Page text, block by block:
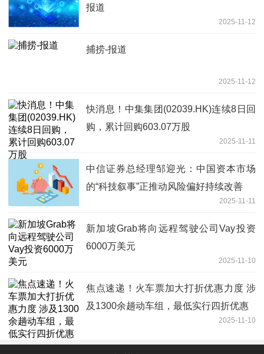
报道
2025-11-12
捕捞-报道
2025-11-12
快消息！中集集团(02039.HK)连续8日回
购，累计回购603.07万股
2025-11-11
中信证券总经理邹迎光：中国资本市场
的“科技叙事”正推动风险偏好持续改善
2025-11-11
新加坡Grab将向远程驾驶公司Vay投资
6000万美元
2025-11-10
焦点速递！火车票加大打折优惠力度 涉
及1300余趟动车组，最低实行四折优惠
2025-11-10